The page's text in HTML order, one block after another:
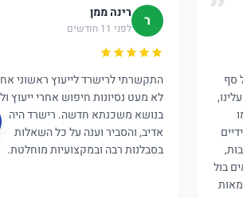
סף
בול
ר רינה ממן
לפני 11 חודשים
התקשרתי לרישרד לייעוץ ראשוני
לא מעט נסיונות חיפוש אחרי ייעוץ
בנושא משכנתא חדשה. רישרד היה
אדיב, והסביר וענה על כל השאלות
בסבלנות רבה ובמקצועיות מוחלטת.